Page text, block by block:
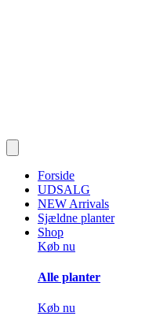
Forside
UDSALG
NEW Arrivals
Sjældne planter
Shop
Køb nu
Alle planter
Køb nu